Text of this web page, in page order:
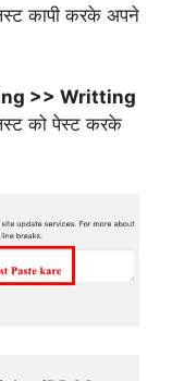
कापी करके अपने
>> Writting
को पेस्ट करके